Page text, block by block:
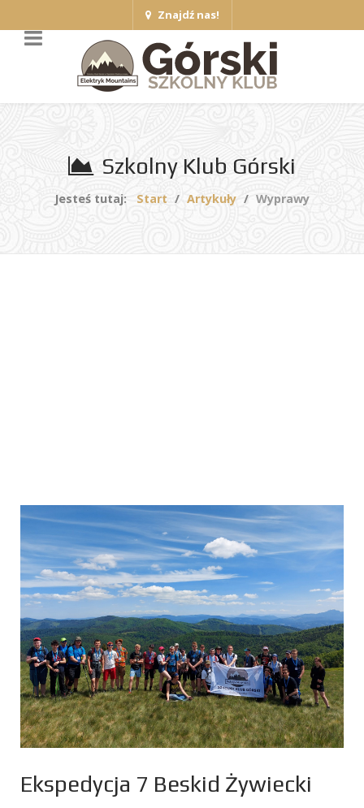
Znajdź nas!
Szkolny Klub Górski
Jesteś tutaj: Start Artykuły Wyprawy
Ekspedycja 7 Beskid Żywiecki